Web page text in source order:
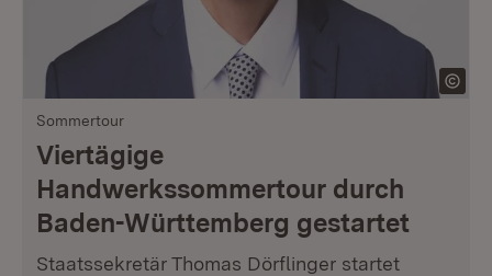
Sommertour
Viertägige
Handwerkssommertour durch
Baden-Württemberg gestartet
Staatssekretär Thomas Dörflinger startet